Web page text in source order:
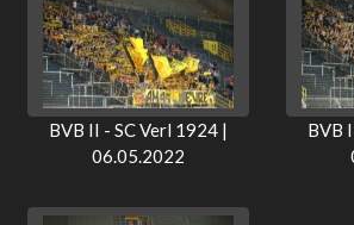
BVB II - SC Verl 1924 |
06.05.2022
BVB